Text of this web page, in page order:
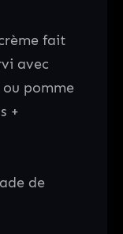
fait
avec
pomme
+
de